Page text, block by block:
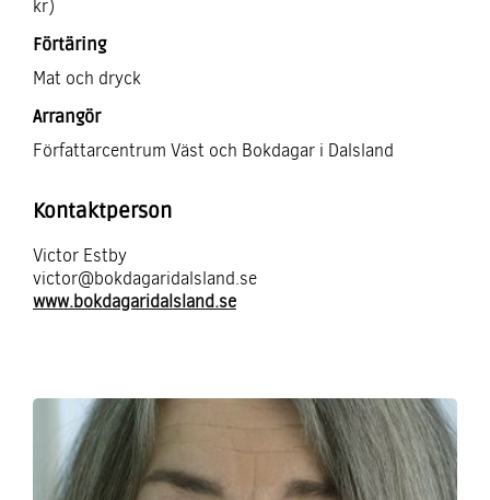
kr)
Förtäring
Mat och dryck
Arrangör
Författarcentrum Väst och Bokdagar i Dalsland
Kontaktperson
Victor Estby
victor@bokdagaridalsland.se
www.bokdagaridalsland.se